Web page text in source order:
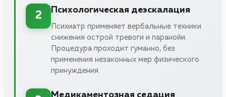
2
Психологическая деэскалация
Психиатр применяет вербальные техники
снижения острой тревоги и паранойи.
Процедура проходит гуманно, без
применения незаконных мер физического
принуждения.
Медикаментозная седация